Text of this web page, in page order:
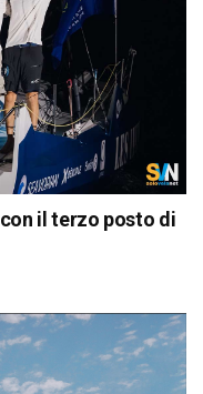
il terzo posto di